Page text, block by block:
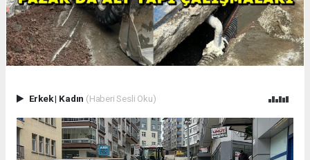
Erkek| Kadın (Haberi Sesli Oku)